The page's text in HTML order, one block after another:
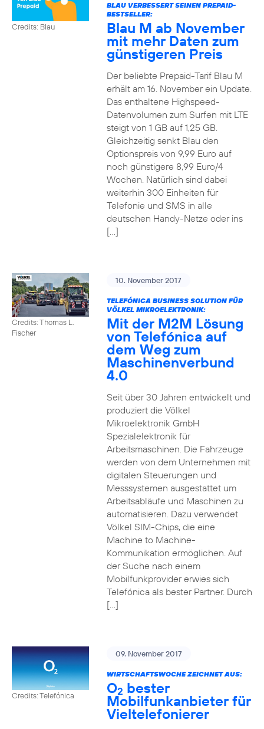
Credits: Blau
BLAU VERBESSERT SEINEN PREPAID-
BESTSELLER:
Blau M ab November
mit mehr Daten zum
günstigeren Preis
Der beliebte Prepaid-Tarif Blau M
erhält am 16. November ein Update.
Das enthaltene Highspeed-
Datenvolumen zum Surfen mit LTE
steigt von 1 GB auf 1,25 GB.
Gleichzeitig senkt Blau den
Optionspreis von 9,99 Euro auf
noch günstigere 8,99 Euro/4
Wochen. Natürlich sind dabei
weiterhin 300 Einheiten für
Telefonie und SMS in alle
deutschen Handy-Netze oder ins
[…]
Credits: Thomas L.
Fischer
10. November 2017
TELEFÓNICA BUSINESS SOLUTION FÜR
VÖLKEL MIKROELEKTRONIK:
Mit der M2M Lösung
von Telefónica auf
dem Weg zum
Maschinenverbund
4.0
Seit über 30 Jahren entwickelt und
produziert die Völkel
Mikroelektronik GmbH
Spezialelektronik für
Arbeitsmaschinen. Die Fahrzeuge
werden von dem Unternehmen mit
digitalen Steuerungen und
Messsystemen ausgestattet um
Arbeitsabläufe und Maschinen zu
automatisieren. Dazu verwendet
Völkel SIM-Chips, die eine
Machine to Machine-
Kommunikation ermöglichen. Auf
der Suche nach einem
Mobilfunkprovider erwies sich
Telefónica als bester Partner. Durch
[…]
Credits: Telefónica
09. November 2017
WIRTSCHAFTSWOCHE ZEICHNET AUS:
O2 bester
Mobilfunkanbieter für
Vieltelefonierer